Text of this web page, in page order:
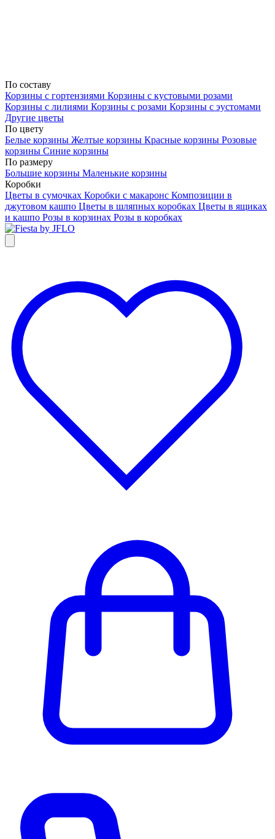
По составу
Корзины с гортензиями Корзины с кустовыми розами
Корзины с лилиями Корзины с розами Корзины с эустомами
Другие цветы
По цвету
Белые корзины Желтые корзины Красные корзины Розовые
корзины Синие корзины
По размеру
Большие корзины Маленькие корзины
Коробки
Цветы в сумочках Коробки с макаронс Композиции в
джутовом кашпо Цветы в шляпных коробках Цветы в ящиках
и кашпо Розы в корзинах Розы в коробках